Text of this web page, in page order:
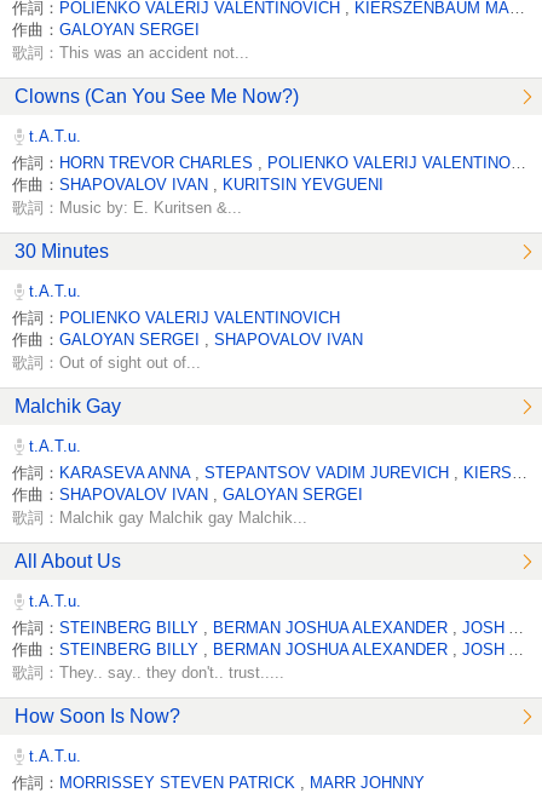
作詞： POLIENKO VALERIJ VALENTINOVICH
KIERSZENBAUM MARTIN
作曲： GALOYAN SERGEI
歌詞：This was an accident not...
Clowns (Can You See Me Now?)
t.A.T.u.
作詞： HORN TREVOR CHARLES
POLIENKO VALERIJ VALENTINOVICH
作曲： SHAPOVALOV IVAN KURITSIN YEVGUENI
歌詞：Music by: E. Kuritsen &...
30 Minutes
t.A.T.u.
作詞： POLIENKO VALERIJ VALENTINOVICH
作曲： GALOYAN SERGEI SHAPOVALOV IVAN
歌詞：Out of sight out of...
Malchik Gay
t.A.T.u.
作詞： KARASEVA ANNA STEPANTSOV VADIM JUREVICH
KIERSZENBAUM MARTIN
作曲： SHAPOVALOV IVAN GALOYAN SERGEI
歌詞：Malchik gay Malchik gay Malchik...
All About Us
t.A.T.u.
作詞： STEINBERG BILLY BERMAN JOSHUA ALEXANDER
JOSH ALEXANDER
作曲： STEINBERG BILLY BERMAN JOSHUA ALEXANDER JOSH ALEXANDER
歌詞：They.. say.. they don't.. trust.....
How Soon Is Now?
t.A.T.u.
作詞： MORRISSEY STEVEN PATRICK
MARR JOHNNY